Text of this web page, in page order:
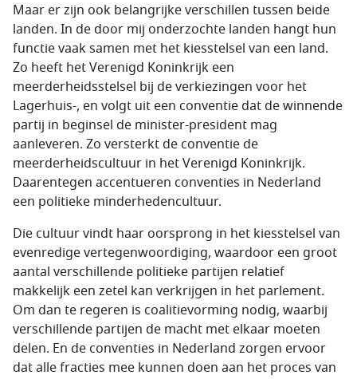
Maar er zijn ook belangrijke verschillen tussen beide
landen. In de door mij onderzochte landen hangt hun
functie vaak samen met het kiesstelsel van een land.
Zo heeft het Verenigd Koninkrijk een
meerderheidsstelsel bij de verkiezingen voor het
Lagerhuis-, en volgt uit een conventie dat de winnende
partij in beginsel de minister-president mag
aanleveren. Zo versterkt de conventie de
meerderheidscultuur in het Verenigd Koninkrijk.
Daarentegen accentueren conventies in Nederland
een politieke minderhedencultuur.
Die cultuur vindt haar oorsprong in het kiesstelsel van
evenredige vertegenwoordiging, waardoor een groot
aantal verschillende politieke partijen relatief
makkelijk een zetel kan verkrijgen in het parlement.
Om dan te regeren is coalitievorming nodig, waarbij
verschillende partijen de macht met elkaar moeten
delen. En de conventies in Nederland zorgen ervoor
dat alle fracties mee kunnen doen aan het proces van